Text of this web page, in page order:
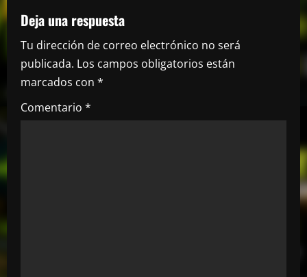
a
c
i
ó
n
Deja una respuesta
Tu dirección de correo electrónico no será
publicada. Los campos obligatorios están
marcados con *
Comentario *